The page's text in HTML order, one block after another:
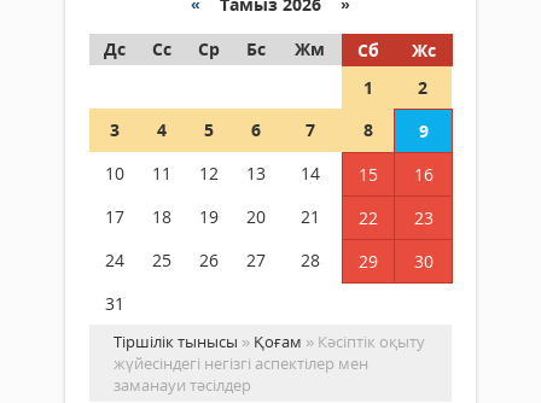
Дс
Сс Ср Бс Жм Сб
Жс
1
2
3
4 5 6 7 8
9
10
11 12 13 14 15
16
17
18 19 20 21 22
23
24
25 26 27 28 29
30
31
Тіршілік тынысы » Қоғам » Кәсіптік оқыту
жүйесіндегі негізгі аспектілер мен
заманауи тәсілдер